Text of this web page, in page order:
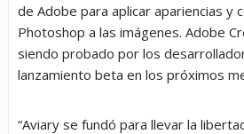
de Adobe para aplicar apariencias y
Photoshop a las imágenes. Adobe
siendo probado por los
lanzamiento beta en los próximos
“Aviary se fundó para llevar la